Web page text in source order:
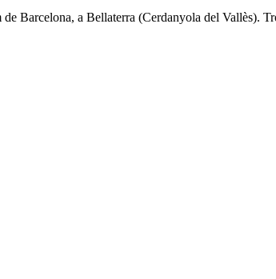
Barcelona, a Bellaterra (Cerdanyola del Vallès).